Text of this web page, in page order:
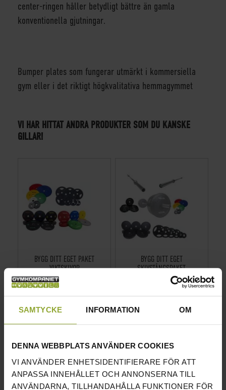
SAMTYCKE INFORMATION OM
DENNA WEBBPLATS ANVÄNDER COOKIES
VI ANVÄNDER ENHETSIDENTIFIERARE FÖR ATT
ANPASSA INNEHÅLLET OCH ANNONSERNA TILL
ANVÄNDARNA, TILLHANDAHÅLLA FUNKTIONER FÖR
center-ringen håller betydligt bättre än gamla
konventionella gjutningar.
Bumper plates som fungerar utmärkt i kommersiella
gym eller i det riktigt högkvalitativa hemmagymmet
VI HAR HITTAT ANDRA PRODUKTER SOM DU KANSKE
GILLAR!
BYGG DITT EGET PAKET
VIKTSKIVOR
PRIS INKL.MOMS
114 KR
118 KR
BYGG DITT EGET
SKIVSTÅNGSPAKET
114 KR